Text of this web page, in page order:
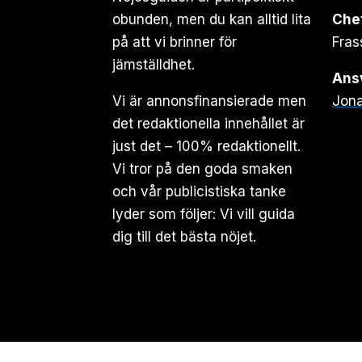
obunden, men du kan alltid lita
på att vi brinner för
jämställdhet.
Vi är annonsfinansierade men
det redaktionella innehållet är
just det – 100% redaktionellt.
Vi tror på den goda smaken
och vår publicistiska tanke
lyder som följer: Vi vill guida
dig till det bästa nöjet.